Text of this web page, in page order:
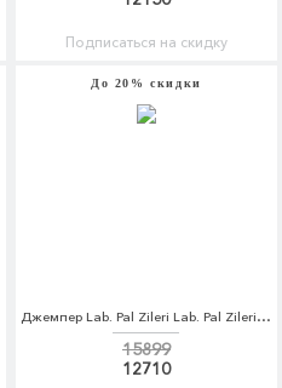
Подписаться на скидку
До 20% скидки
Джемпер Lab. Pal Zileri Lab. Pal Zileri LA059EMCEJM5
15899
12710